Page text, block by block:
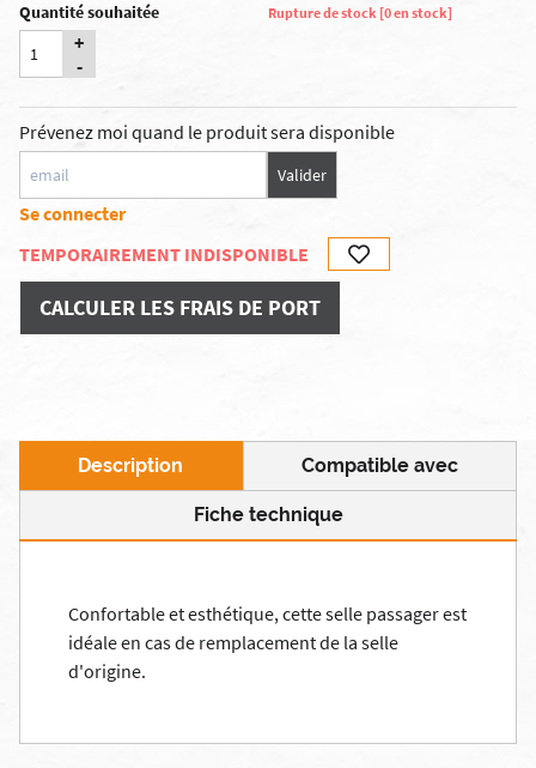
Quantité souhaitée
+
-
Rupture de stock [0 en stock]
Prévenez moi quand le produit sera disponible
Valider
Se connecter
TEMPORAIREMENT INDISPONIBLE
CALCULER LES FRAIS DE PORT
Description Compatible avec
Fiche technique
Confortable et esthétique, cette selle passager est
idéale en cas de remplacement de la selle
d'origine.